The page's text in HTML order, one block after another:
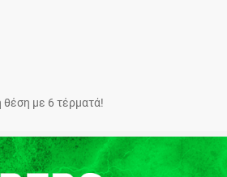
θέση με 6 τέρματά!